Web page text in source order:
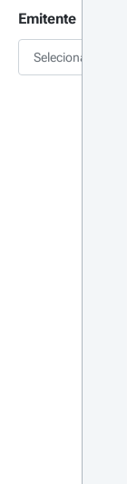
Emitente
Selecionar